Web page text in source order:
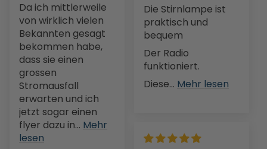
Da ich mittlerweile
von wirklich vielen
Bekannten gesagt
bekommen habe,
dass sie einen
grossen
Stromausfall
erwarten und ich
jetzt sogar einen
flyer dazu in... Mehr
lesen
Die Stirnlampe ist
praktisch und
bequem
Der Radio
funktioniert.
Diese... Mehr lesen